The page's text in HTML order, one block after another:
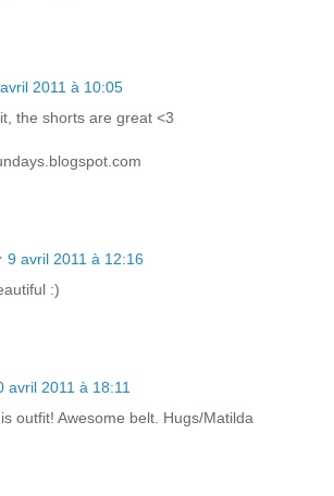
2011 à 10:05
the shorts are great <3
9 avril 2011 à 12:16
:)
avril 2011 à 18:11
outfit! Awesome belt. Hugs/Matilda